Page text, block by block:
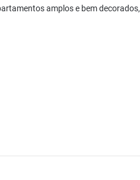
amplos e bem decorados,